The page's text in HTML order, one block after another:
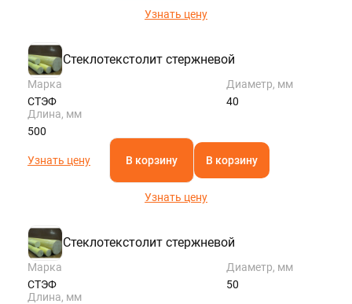
Узнать цену
Стеклотекстолит стержневой
Марка
СТЭФ
Диаметр, мм
40
Длина, мм
500
Узнать цену В корзину В корзину
Узнать цену
Стеклотекстолит стержневой
Марка
СТЭФ
Диаметр, мм
50
Длина, мм